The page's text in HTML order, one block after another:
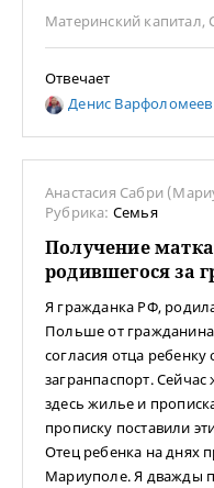
Материнский капитал,
Отвечает
Денис Варфоломеев
Анастасия Сабри
Рубрика: Семья
Получение
родившегося за
Я гражданка РФ,
Польше от
согласия отца
загранпаспорт.
здесь жилье и
прописку поставили
Отец ребенка на днях
Мариуполе. Я дважды